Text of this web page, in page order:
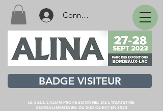
BADGE VISITEUR
Connexion
LE SEUL SALON PROFESSIONNEL DE L'INDUSTRIE
AGROALIMENTAIRE DU SUD OUEST EN 2023